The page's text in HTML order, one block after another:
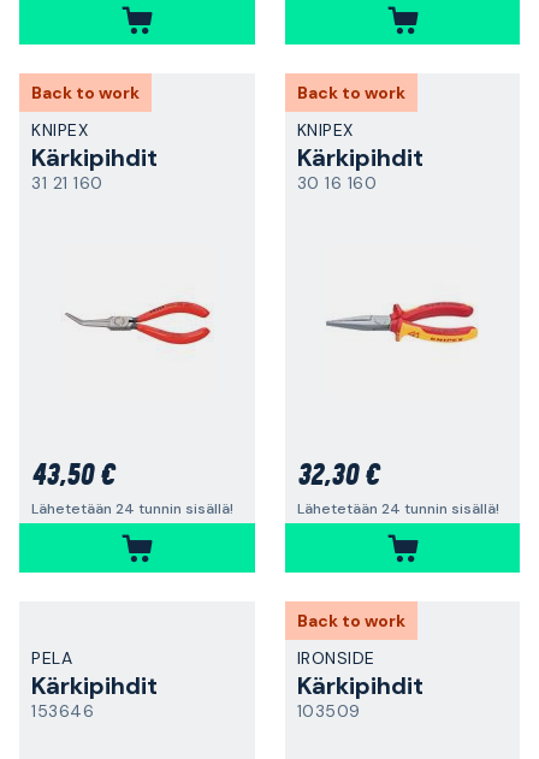
Back to work
KNIPEX
Kärkipihdit
31 21 160
43,50 €
Lähetetään 24 tunnin sisällä!
Back to work
KNIPEX
Kärkipihdit
30 16 160
32,30 €
Lähetetään 24 tunnin sisällä!
PELA
Kärkipihdit
153646
Back to work
IRONSIDE
Kärkipihdit
103509